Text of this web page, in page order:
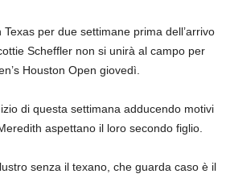
Texas per due settimane prima dell’arrivo
Scheffler non si unirà al campo per
Houston Open giovedì.
di questa settimana adducendo motivi
aspettano il loro secondo figlio.
senza il texano, che guarda caso è il